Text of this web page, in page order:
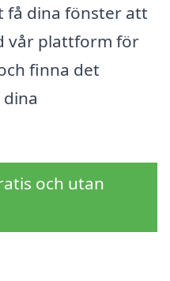
få dina fönster att
vår plattform för
finna det
och utan